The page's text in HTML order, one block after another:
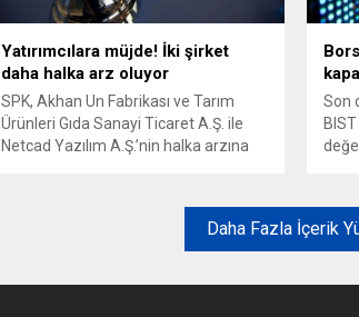
Yatırımcılara müjde! İki şirket
daha halka arz oluyor
SPK, Akhan Un Fabrikası ve Tarım
Ürünleri Gıda Sanayi Ticaret A.Ş. ile
Netcad Yazılım A.Ş.’nin halka arzına
Son
Daha Fazla İçerik